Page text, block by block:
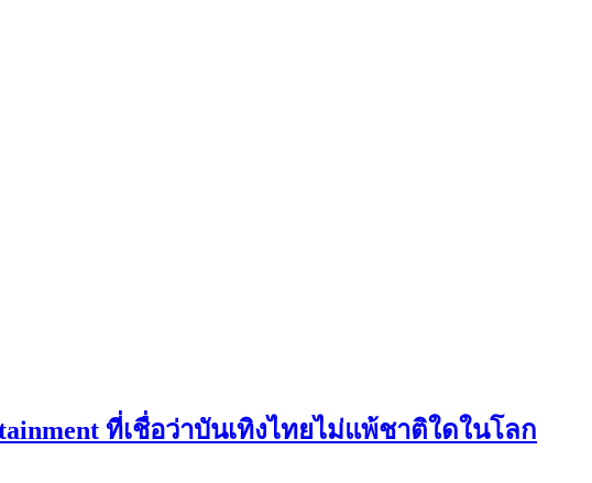
ที่เชื่อว่าบันเทิงไทยไม่แพ้ชาติใดในโลก